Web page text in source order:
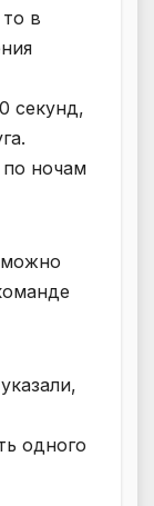
в
секунд,
ночам
можно
одного